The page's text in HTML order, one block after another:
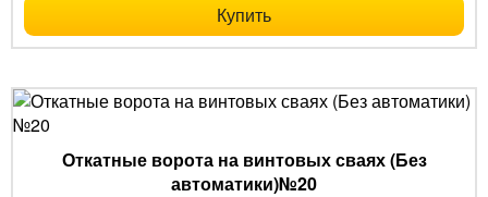
Купить
Откатные ворота на винтовых сваях (Без
автоматики)№20